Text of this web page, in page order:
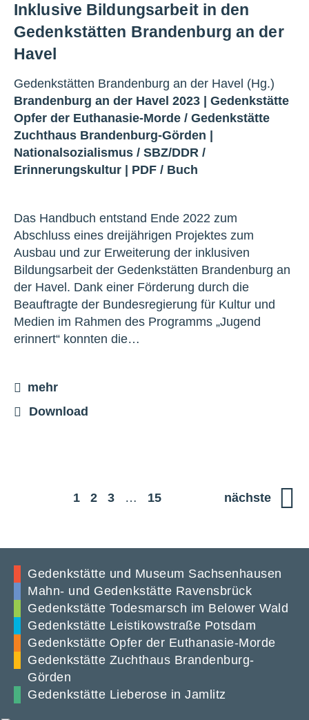
Inklusive Bildungsarbeit in den
Gedenkstätten Brandenburg an der
Havel
Gedenkstätten Brandenburg an der Havel (Hg.)
Brandenburg an der Havel 2023 | Gedenkstätte
Opfer der Euthanasie-Morde / Gedenkstätte
Zuchthaus Brandenburg-Görden
Nationalsozialismus / SBZ/DDR /
Erinnerungskultur
PDF / Buch
Das Handbuch entstand Ende 2022 zum
Abschluss eines dreijährigen Projektes zum
Ausbau und zur Erweiterung der inklusiven
Bildungsarbeit der Gedenkstätten Brandenburg an
der Havel. Dank einer Förderung durch die
Beauftragte der Bundesregierung für Kultur und
Medien im Rahmen des Programms „Jugend
erinnert“ konnten die…
mehr
Download
1 2 3 … 15 nächste
Gedenkstätte und Museum Sachsenhausen
Mahn- und Gedenkstätte Ravensbrück
Gedenkstätte Todesmarsch im Belower Wald
Gedenkstätte Leistikowstraße Potsdam
Gedenkstätte Opfer der Euthanasie-Morde
Gedenkstätte Zuchthaus Brandenburg-
Görden
Gedenkstätte Lieberose in Jamlitz